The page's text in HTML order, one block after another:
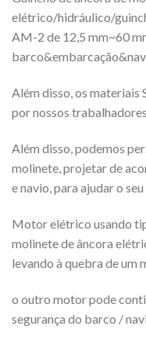
elétrico/hidráulico/
AM-2 de 12,5 mm~60
Além disso, os materiais
por nossos
Além disso, podemos
molinete, projetar de
e navio, para ajudar o
Motor elétrico usando
molinete de âncora
levando à quebra de um
o outro motor pode
segurança do barco /